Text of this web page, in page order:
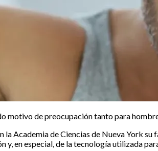
motivo de preocupación tanto para
Academia de Ciencias de Nueva York
y, en especial, de la tecnología utilizada